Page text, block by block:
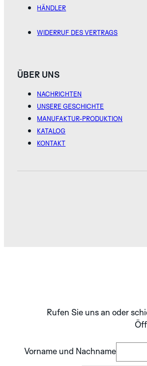
HÄNDLER
WIDERRUF DES VERTRAGS
ÜBER UNS
NACHRICHTEN
UNSERE GESCHICHTE
MANUFAKTUR-PRODUKTION
KATALOG
KONTAKT
Rufen Sie uns an oder
Vorname und Nachname